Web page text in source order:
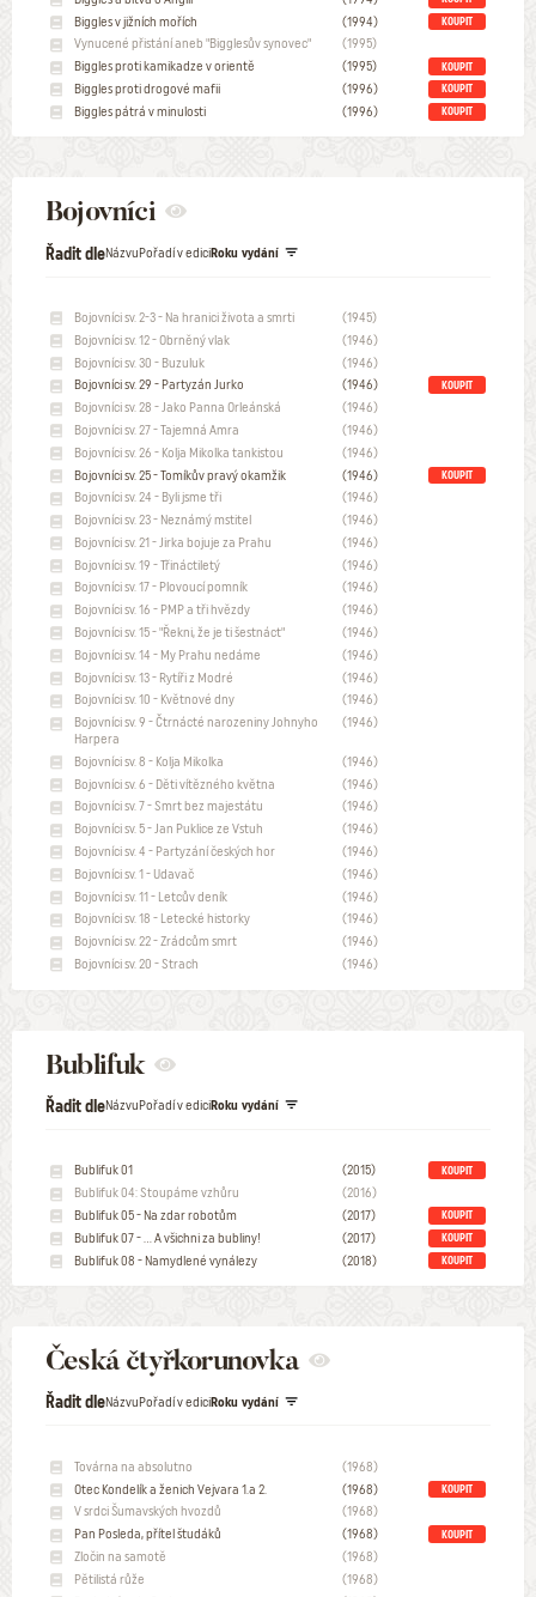
Biggles v jižních mořích (1994) KOUPIT
Vynucené přistání aneb "Bigglesův synovec"
(1995)
Biggles proti kamikadze v orientě
(1995) KOUPIT
Biggles proti drogové mafii (1996) KOUPIT
Biggles pátrá v minulosti (1996) KOUPIT
Bojovníci
Řadit dleNázvuPořadí v ediciRoku vydání
Bojovníci sv. 2-3 - Na hranici života a smrti
(1945)
Bojovníci sv. 12 - Obrněný vlak
(1946)
Bojovníci sv. 30 - Buzuluk
(1946)
Bojovníci sv. 29 - Partyzán Jurko
(1946) KOUPIT
Bojovníci sv. 28 - Jako Panna Orleánská
(1946)
Bojovníci sv. 27 - Tajemná Amra
(1946)
Bojovníci sv. 26 - Kolja Mikolka tankistou
(1946)
Bojovníci sv. 25 - Tomíkův pravý okamžik
(1946) KOUPIT
Bojovníci sv. 24 - Byli jsme tři
(1946)
Bojovníci sv. 23 - Neznámý mstitel
(1946)
Bojovníci sv. 21 - Jirka bojuje za Prahu
(1946)
Bojovníci sv. 19 - Třináctiletý
(1946)
Bojovníci sv. 17 - Plovoucí pomník
(1946)
Bojovníci sv. 16 - PMP a tři hvězdy
(1946)
Bojovníci sv. 15 - "Řekni, že je ti šestnáct"
(1946)
Bojovníci sv. 14 - My Prahu nedáme
(1946)
Bojovníci sv. 13 - Rytíři z Modré
(1946)
Bojovníci sv. 10 - Květnové dny
(1946)
Bojovníci sv. 9 - Čtrnácté narozeniny Johnyho
Harpera
(1946)
Bojovníci sv. 8 - Kolja Mikolka
(1946)
Bojovníci sv. 6 - Děti vítězného května
(1946)
Bojovníci sv. 7 - Smrt bez majestátu
(1946)
Bojovníci sv. 5 - Jan Puklice ze Vstuh
(1946)
Bojovníci sv. 4 - Partyzání českých hor
(1946)
Bojovníci sv. 1 - Udavač
(1946)
Bojovníci sv. 11 - Letcův deník
(1946)
Bojovníci sv. 18 - Letecké historky
(1946)
Bojovníci sv. 22 - Zrádcům smrt
(1946)
Bojovníci sv. 20 - Strach
(1946)
Bublifuk
Řadit dleNázvuPořadí v ediciRoku vydání
Bublifuk 01 (2015) KOUPIT
Bublifuk 04: Stoupáme vzhůru
(2016)
Bublifuk 05 - Na zdar robotům
(2017) KOUPIT
Bublifuk 07 - … A všichni za bubliny! (2017) KOUPIT
Bublifuk 08 - Namydlené vynálezy (2018) KOUPIT
Česká čtyřkorunovka
Řadit dleNázvuPořadí v ediciRoku vydání
Továrna na absolutno
(1968)
Otec Kondelík a ženich Vejvara 1.a 2.
(1968) KOUPIT
V srdci Šumavských hvozdů
(1968)
Pan Posleda, přítel študáků
(1968) KOUPIT
Zločin na samotě
(1968)
Pětilistá růže
(1968)